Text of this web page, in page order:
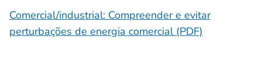
Comercial/industrial: Compreender e evitar
perturbações de energia comercial (PDF)